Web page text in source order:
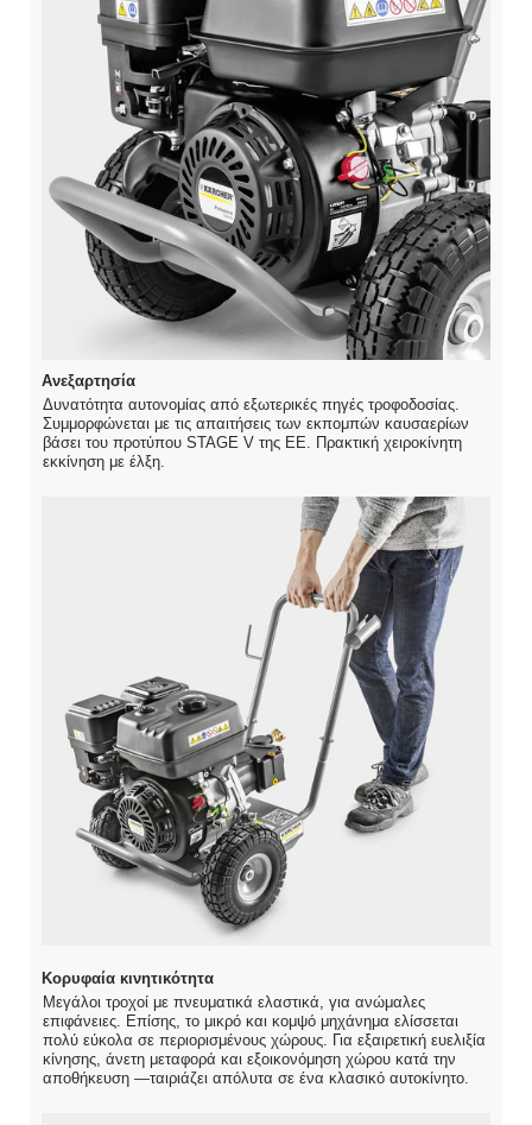
Ανεξαρτησία
Δυνατότητα αυτονομίας από εξωτερικές πηγές τροφοδοσίας.
Συμμορφώνεται με τις απαιτήσεις των εκπομπών καυσαερίων
βάσει του προτύπου STAGE V της ΕΕ. Πρακτική χειροκίνητη
εκκίνηση με έλξη.
Κορυφαία κινητικότητα
Μεγάλοι τροχοί με πνευματικά ελαστικά, για ανώμαλες
επιφάνειες. Επίσης, το μικρό και κομψό μηχάνημα ελίσσεται
πολύ εύκολα σε περιορισμένους χώρους. Για εξαιρετική ευελιξία
κίνησης, άνετη μεταφορά και εξοικονόμηση χώρου κατά την
αποθήκευση —ταιριάζει απόλυτα σε ένα κλασικό αυτοκίνητο.